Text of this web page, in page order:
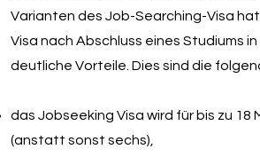
Varianten des Job-Searching-Visa
Visa nach Abschluss eines Studiums
deutliche Vorteile. Dies sind die
das Jobseeking Visa wird für bis zu 18
(anstatt sonst sechs),